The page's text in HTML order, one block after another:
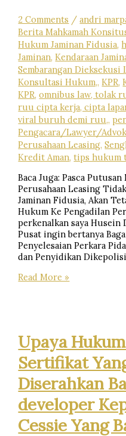
2 Comments /andri
Berita Mahkamah
Hukum Jaminan Fidusia,
Jaminan,Kendaraan
Sembarangan
Konsultasi Hukum,,KPR,
KPR,omnibus law, tolak
ruu cipta kerja, cipta
viral buruh demi ruu,,
Pengacara/Lawyer/
Perusahaan Leasing,
Kredit Aman,tips hukum
Baca Juga: Pasca
Perusahaan Leasing
Jaminan Fidusia, Akan
Hukum Ke Pengadilan
perkenalkan saya
Pusat ingin bertanya
Penyelesaian Perkara
dan Penyidikan
Bagaimana
Pidana
Pada
Tingkat
Penyelidikan
dan
Penyidikan
Dikepolisian
?
Read More »
Upaya
Sertifikat
Diserahkan
developer
Cessie Yang